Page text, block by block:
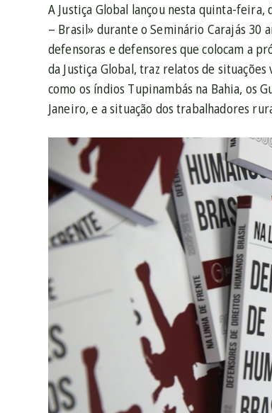
A Justiça Global lançou nesta quinta-
– Brasil» durante o Seminário Carajás 30
defensoras e defensores que colocam a
da Justiça Global, traz relatos de
como os índios Tupinambás na Bahia, os
Janeiro, e a situação dos trabalhadores